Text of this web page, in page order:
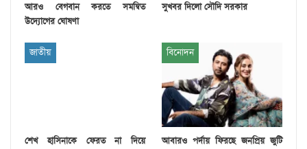
আরও বেগবান করতে সমন্বিত
উদ্যোগের ঘোষণা
সুখবর দিলো সৌদি সরকার
জাতীয়
শেখ হাসিনাকে ফেরত না দিয়ে
বিনোদন
আবারও পর্দায় ফিরছে জনপ্রিয় জুটি